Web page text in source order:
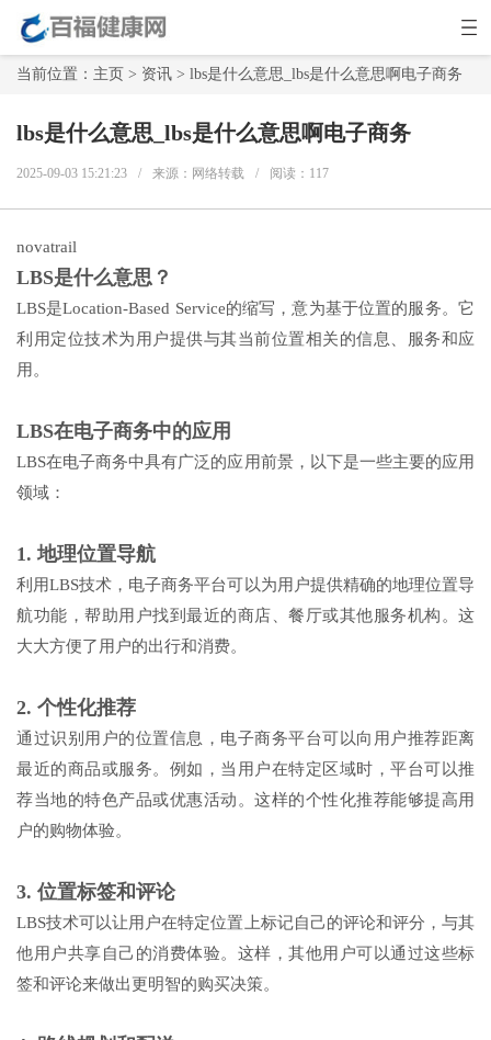
当前位置： 主页 > 资讯 > lbs是什么意思_lbs是什么意思啊电子商务
lbs是什么意思_lbs是什么意思啊电子商务
2025-09-03 15:21:23 / 来源：网络转载 / 阅读： 117
novatrail
LBS是什么意思？
LBS是Location-Based Service的缩写，意为基于位置的服务。它
利用定位技术为用户提供与其当前位置相关的信息、服务和应
用。
LBS在电子商务中的应用
LBS在电子商务中具有广泛的应用前景，以下是一些主要的应用
领域：
1. 地理位置导航
利用LBS技术，电子商务平台可以为用户提供精确的地理位置导
航功能，帮助用户找到最近的商店、餐厅或其他服务机构。这
大大方便了用户的出行和消费。
2. 个性化推荐
通过识别用户的位置信息，电子商务平台可以向用户推荐距离
最近的商品或服务。例如，当用户在特定区域时，平台可以推
荐当地的特色产品或优惠活动。这样的个性化推荐能够提高用
户的购物体验。
3. 位置标签和评论
LBS技术可以让用户在特定位置上标记自己的评论和评分，与其
他用户共享自己的消费体验。这样，其他用户可以通过这些标
签和评论来做出更明智的购买决策。